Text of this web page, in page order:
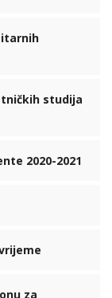
studija
2020-2021
za